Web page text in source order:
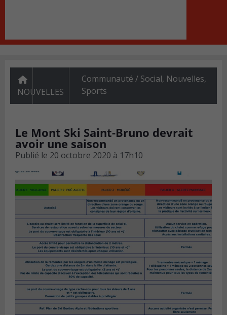
NOUVELLES
Communauté / Social, Nouvelles,
Sports
Le Mont Ski Saint-Bruno devrait
avoir une saison
Publié le 20 octobre 2020 à 17h10